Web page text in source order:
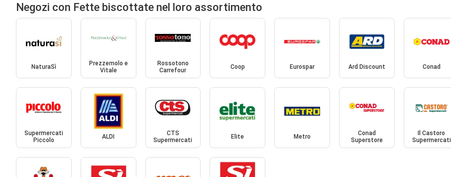
Negozi con Fette biscottate nel loro assortimento
NaturaSì
Prezzemolo e
Vitale
Rossotono
Carrefour
Coop Eurospar Ard Discount Conad
Supermercati
Piccolo
ALDI
CTS
Supermercati
Elite Metro
Conad
Superstore
Il Castoro
Supermercati